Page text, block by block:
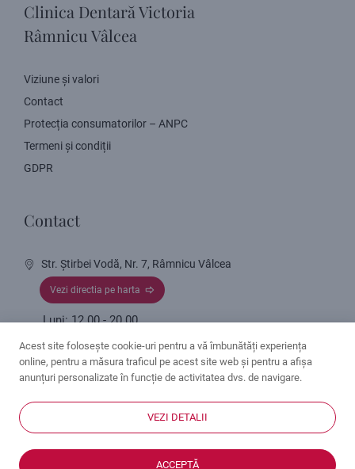
Clinica Dentară Victoria
Râmnicu Vâlcea
Viziune și valori
Contact
Protecția consumatorilor – ANPC
Termeni și condiții
GDPR
Contact
Str. Știrbei Vodă, Nr. 7, Râmnicu Vâlcea
Vezi directia pe harta
Luni: 12.00 - 20.00
Vineri: 8:00 - 16.00
0350 419 555
© 2026 - Clinica Dentară Victoria Râmnicu Vâlcea. Toate
Acest site folosește cookie-uri pentru a vă îmbunătăți experiența
online, pentru a măsura traficul pe acest site web și pentru a afișa
anunțuri personalizate în funcție de activitatea dvs. de navigare.
VEZI DETALII
ACCEPTĂ